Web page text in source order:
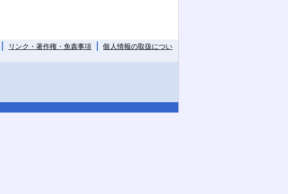
リンク・著作権・免責事項
個人情報の取扱につい